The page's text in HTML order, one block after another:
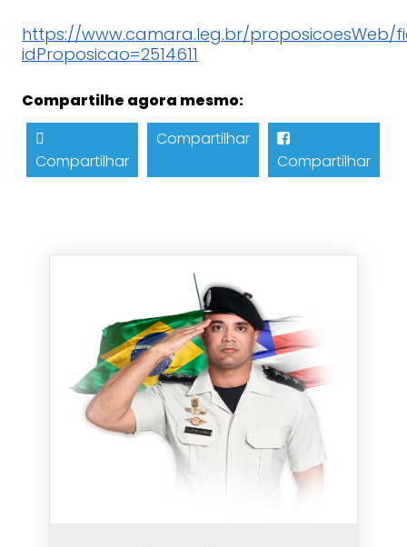
https://www.camara.leg.br/
idProposicao=2514611
Compartilhe agora mesmo:
Compartilhar
Compartilhar
Compartilhar